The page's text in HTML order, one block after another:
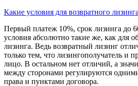
Какие условия для возвратного
Первый платеж 10%, срок лизинга до
условия абсолютно такие же, как для
лизинга. Ведь возвратный лизинг
только тем, что лизингополучатель и
лицо. В остальном нет отличий, а
между сторонами регулируются
права и пунктами договора.